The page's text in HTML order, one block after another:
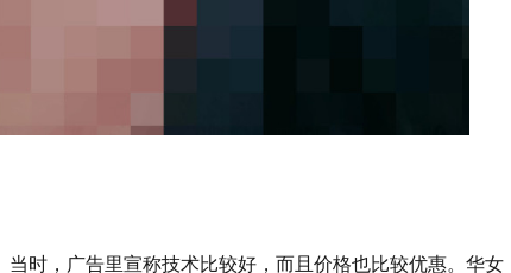
时，广告里宣称技术比较好，而且价格也比较优惠。华女